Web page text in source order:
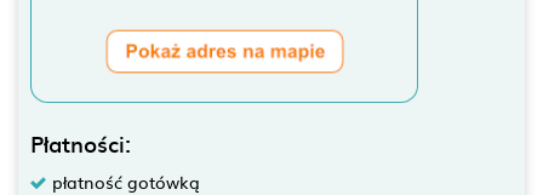
Płatności:
płatność gotówką